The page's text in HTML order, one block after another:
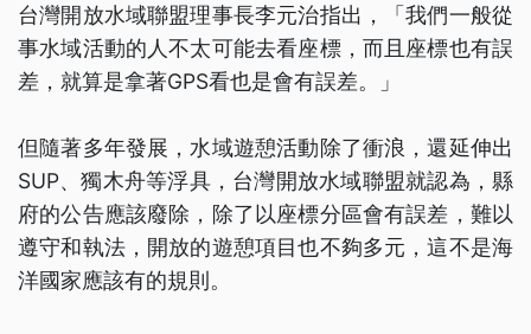
台灣開放水域聯盟理事長李元治指出，「我們一般從
事水域活動的人不太可能去看座標，而且座標也有誤
差，就算是拿著GPS看也是會有誤差。」
但隨著多年發展，水域遊憩活動除了衝浪，還延伸出
SUP、獨木舟等浮具，台灣開放水域聯盟就認為，縣
府的公告應該廢除，除了以座標分區會有誤差，難以
遵守和執法，開放的遊憩項目也不夠多元，這不是海
洋國家應該有的規則。